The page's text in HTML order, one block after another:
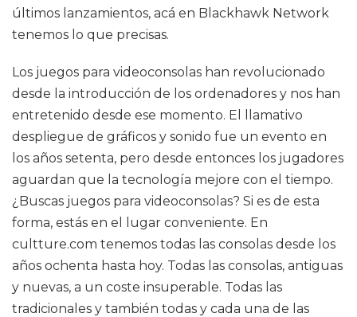
últimos lanzamientos, acá en Blackhawk Network
tenemos lo que precisas.
Los juegos para videoconsolas han revolucionado
desde la introducción de los ordenadores y nos han
entretenido desde ese momento. El llamativo
despliegue de gráficos y sonido fue un evento en
los años setenta, pero desde entonces los jugadores
aguardan que la tecnología mejore con el tiempo.
¿Buscas juegos para videoconsolas? Si es de esta
forma, estás en el lugar conveniente. En
cultture.com tenemos todas las consolas desde los
años ochenta hasta hoy. Todas las consolas, antiguas
y nuevas, a un coste insuperable. Todas las
tradicionales y también todas y cada una de las